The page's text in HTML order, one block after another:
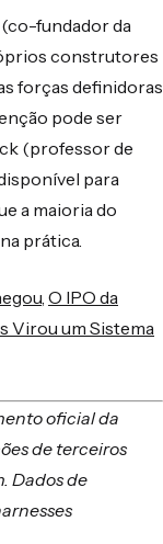
(co-fundador da
construtores
forças definidoras
pode ser
(professor de
para
a maioria do
prática.
O IPO da
Virou um Sistema
oficial da
de terceiros
Dados de